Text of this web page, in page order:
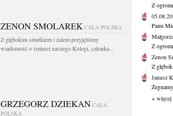
ZENON SMOLAREK CAŁA POLSKA
Z głębokim smutkiem i żalem przyjęliśmy
wiadomość o śmierci naszego Kolegi, członka...
GRZEGORZ DZIEKAN CAŁA
POLSKA
Z
Panu
Z
Zenon
Z
Janusz
+ więcej